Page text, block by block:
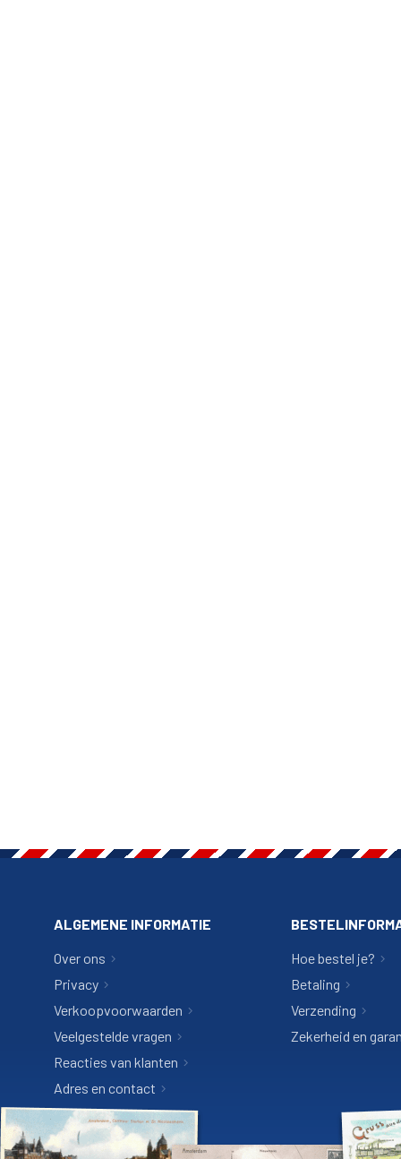
ALGEMENE INFORMATIE
Over ons
Privacy
Verkoopvoorwaarden
Veelgestelde vragen
Reacties van klanten
Adres en contact
Hoe bestel je?
Betaling
Verzending
Zekerheid en